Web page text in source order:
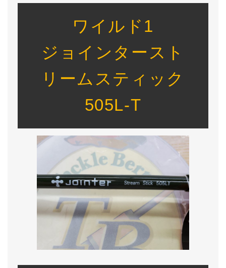
ワイルド1
ジョインタースト
リームスティック
505L-T